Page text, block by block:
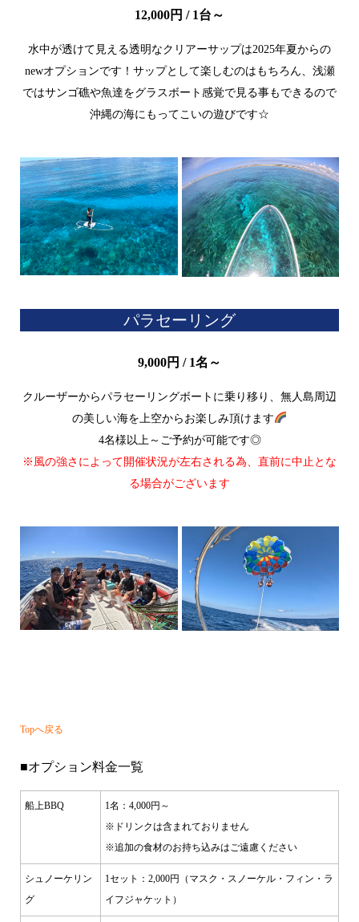
12,000円 / 1台～
水中が透けて見える透明なクリアーサップは2025年夏からの
newオプションです！サップとして楽しむのはもちろん、浅瀬
ではサンゴ礁や魚達をグラスボート感覚で見る事もできるので
沖縄の海にもってこいの遊びです☆
パラセーリング
9,000円 / 1名～
クルーザーからパラセーリングボートに乗り移り、無人島周辺
の美しい海を上空からお楽しみ頂けます
4名様以上～ご予約が可能です◎
※風の強さによって開催状況が左右される為、直前に中止とな
る場合がございます
Topへ戻る
■オプション料金一覧
船上BBQ
1名：4,000円～
※ドリンクは含まれておりません
※追加の食材のお持ち込みはご遠慮ください
シュノーケリン
グ
1セット：2,000円（マスク・スノーケル・フィン・ラ
イフジャケット）